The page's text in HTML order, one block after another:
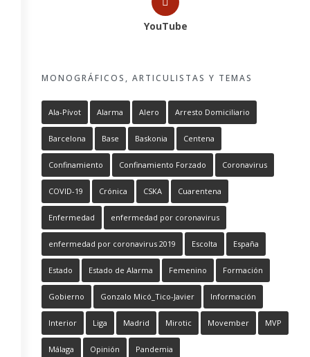
YouTube
MONOGRÁFICOS, ARTICULISTAS Y TEMAS
Ala-Pívot Alarma Alero Arresto Domiciliario
Barcelona Base Baskonia Centena
Confinamiento Confinamiento Forzado Coronavirus
COVID-19 Crónica CSKA Cuarentena
Enfermedad enfermedad por coronavirus
enfermedad por coronavirus 2019 Escolta España
Estado Estado de Alarma Femenino Formación
Gobierno Gonzalo Micó_Tico-Javier Información
Interior Liga Madrid Mirotic Movember MVP
Málaga Opinión Pandemia